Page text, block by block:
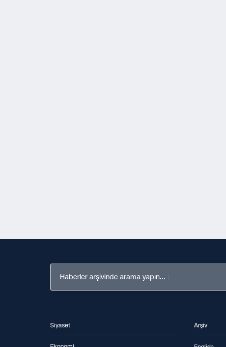
Haberler arşivinde arama yapın...
Siyaset Arşiv